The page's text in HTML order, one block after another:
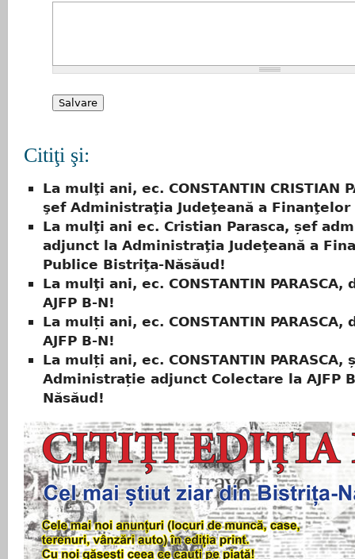
Citiţi şi:
La mulţi ani, ec. CONSTANTIN CRISTIAN
şef Administraţia Judeţeană a Finanţelor
La mulţi ani ec. Cristian Parasca, șef
adjunct la Administraţia Judeţeană a
Publice Bistriţa-Năsăud!
La mulţi ani, ec. CONSTANTIN PARASCA,
AJFP B-N!
La mulți ani, ec. CONSTANTIN PARASCA,
AJFP B-N!
La mulți ani, ec. CONSTANTIN PARASCA,
Administrație adjunct Colectare la AJFP
Năsăud!